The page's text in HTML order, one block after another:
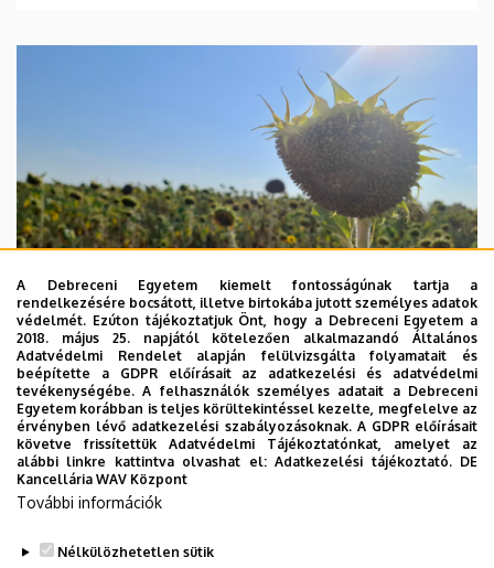
2026. augusztus 4.
A hőség árnyékában az agrárium
AGRÁRTUDOMÁNY
A Debreceni Egyetem kiemelt fontosságúnak tartja a
rendelkezésére bocsátott, illetve birtokába jutott személyes adatok
védelmét. Ezúton tájékoztatjuk Önt, hogy a Debreceni Egyetem a
2018. május 25. napjától kötelezően alkalmazandó Általános
Adatvédelmi Rendelet alapján felülvizsgálta folyamatait és
beépítette a GDPR előírásait az adatkezelési és adatvédelmi
tevékenységébe. A felhasználók személyes adatait a Debreceni
Egyetem korábban is teljes körültekintéssel kezelte, megfelelve az
érvényben lévő adatkezelési szabályozásoknak. A GDPR előírásait
követve frissítettük Adatvédelmi Tájékoztatónkat, amelyet az
alábbi linkre kattintva olvashat el:Adatkezelési tájékoztató. DE
Kancellária WAV Központ
További információk
Nélkülözhetetlen sütik